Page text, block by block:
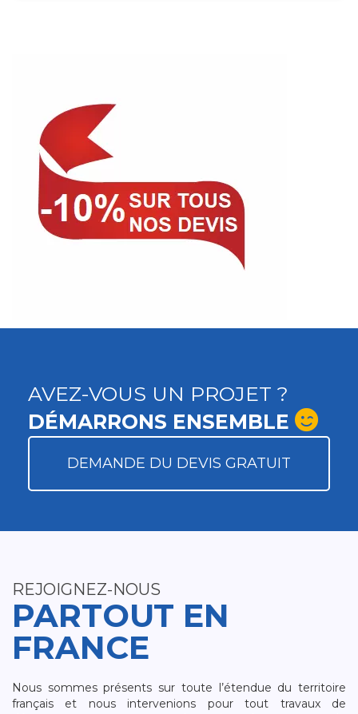
AVEZ-VOUS UN PROJET ?
DÉMARRONS ENSEMBLE
DEMANDE DU DEVIS GRATUIT
REJOIGNEZ-NOUS
PARTOUT EN
FRANCE
Nous sommes présents sur toute l’étendue du territoire
français et nous intervenions pour tout travaux de